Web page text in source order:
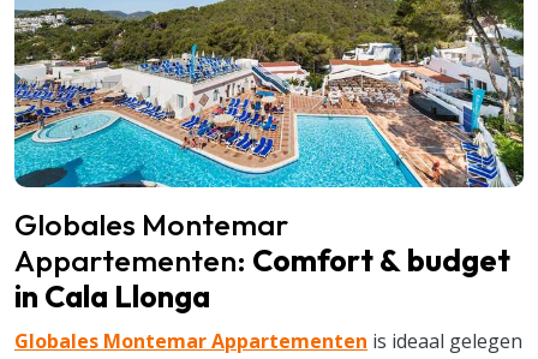
Globales Montemar
Appartementen: Comfort & budget
in Cala Llonga
Globales Montemar Appartementen is ideaal gelegen